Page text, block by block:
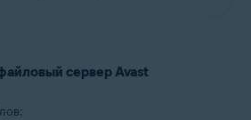
сервер Avast